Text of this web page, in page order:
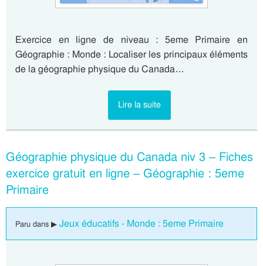
Exercice en ligne de niveau : 5eme Primaire en
Géographie : Monde : Localiser les principaux éléments
de la géographie physique du Canada…
Lire la suite
Géographie physique du Canada niv 3 – Fiches
exercice gratuit en ligne – Géographie : 5eme
Primaire
Paru dans ▶ Jeux éducatifs - Monde : 5eme Primaire